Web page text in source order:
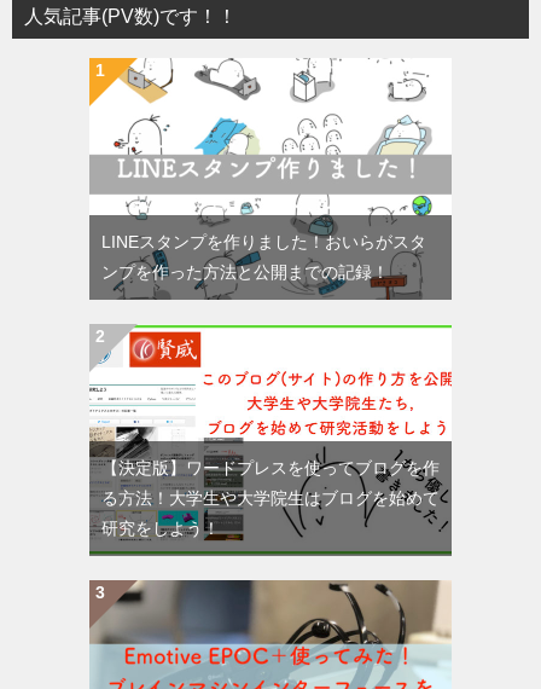
人気記事(PV数)です！！
LINEスタンプを作りました！おいらがスタ
ンプを作った方法と公開までの記録！
【決定版】ワードプレスを使ってブログを作
る方法！大学生や大学院生はブログを始めて
研究をしよう！